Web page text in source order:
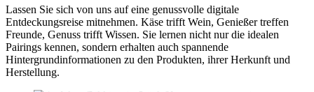
Lassen Sie sich von uns auf eine genussvolle digitale
Entdeckungsreise mitnehmen. Käse trifft Wein, Genießer treffen
Freunde, Genuss trifft Wissen. Sie lernen nicht nur die idealen
Pairings kennen, sondern erhalten auch spannende
Hintergrundinformationen zu den Produkten, ihrer Herkunft und
Herstellung.